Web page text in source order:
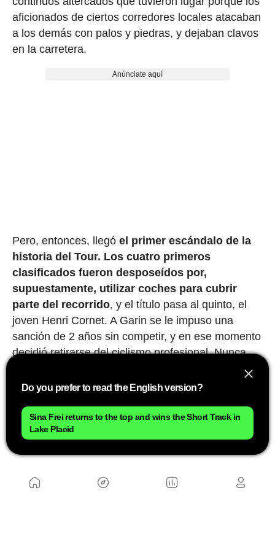
aficionados de ciertos corredores locales atacaban
a los demás con palos y piedras, y dejaban clavos
en la carretera.
Anúnciate aquí
Pero, entonces, llegó el primer escándalo de la
historia del Tour. Los cuatro primeros
clasificados fueron desposeídos por,
supuestamente, utilizar coches para cubrir
parte del recorrido, y el título pasa al quinto, el
joven Henri Cornet. A Garin se le impuso una
sanción de 2 años sin competir, y en ese momento
decidió retirarse del ciclismo profesional. Nunca
siempre defendió su inocencia. Lo que está claro
deportiva, aquellos hombres que recorrían
distancias imposibles tirando con sus piernas de
Do you prefer to read the English version?
Sina Frei returns to the top and wins the Short Track in
Lake Placid